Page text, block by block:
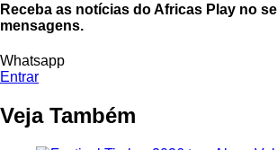
Receba as notícias do Africas Play no
mensagens.
Whatsapp
Entrar
Veja Também